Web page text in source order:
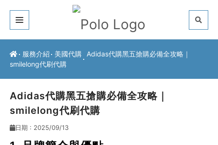
關於我們
服務介紹
常見問題
最新公告
服務介紹 美國代購
Adidas代購黑五搶購必備全攻略｜
smilelong代刷代購
Adidas代購黑五搶購必備全攻略｜
smilelong代刷代購
日期 : 2025/09/13